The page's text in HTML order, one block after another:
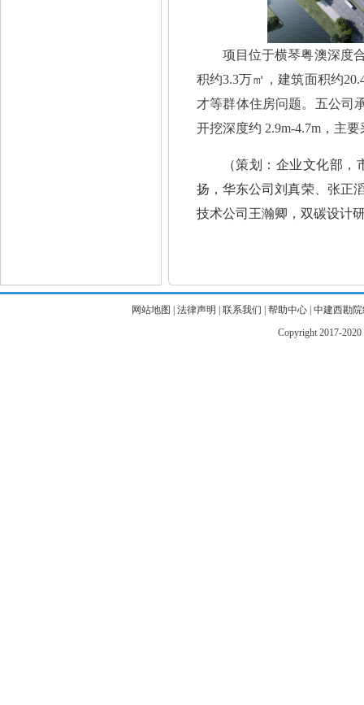
项目位于横琴粤澳深度
积约3.3万㎡，建筑面积约
才等群体住房问题。五公司
开挖深度约 2.9m-4.7m，主
（策划：企业文化部
扬，华东公司刘真荣、张正
技术公司王瀚卿，双碳设计
网站地图 法律声明 联系我们 帮助中心| 中建西勘
Copyright 2017-